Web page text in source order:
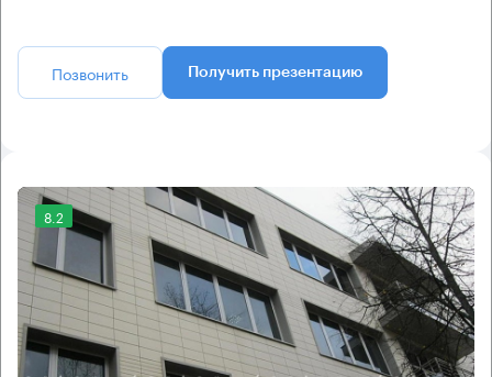
Позвонить Получить презентацию
8.2